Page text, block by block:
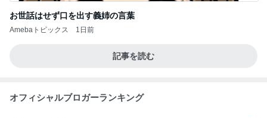
お世話はせず口を出す義姉の言葉
Amebaトピックス 1日前
記事を読む
オフィシャルブロガーランキング